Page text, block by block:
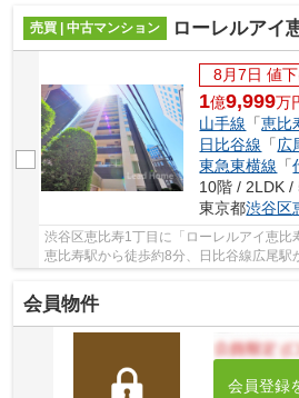
売買 | 中古マンション
ローレルアイ
8月7日 値
1億9,999万
山手線 「恵比
日比谷線 「広
東急東横線 「
10階 / 2LDK /
東京都渋谷区
渋谷区恵比寿1丁目に「ローレルアイ恵比
恵比寿駅から徒歩約8分、日比谷線広尾駅
会員物件
会員登録